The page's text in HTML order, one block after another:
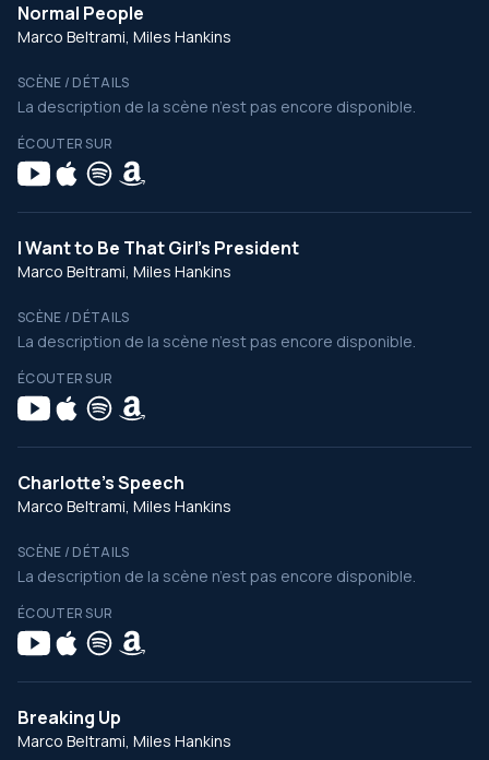
Normal People
Marco Beltrami, Miles Hankins
SCÈNE / DÉTAILS
La description de la scène n’est pas encore disponible.
ÉCOUTER SUR
I Want to Be That Girl's President
Marco Beltrami, Miles Hankins
SCÈNE / DÉTAILS
La description de la scène n’est pas encore disponible.
ÉCOUTER SUR
Charlotte's Speech
Marco Beltrami, Miles Hankins
SCÈNE / DÉTAILS
La description de la scène n’est pas encore disponible.
ÉCOUTER SUR
Breaking Up
Marco Beltrami, Miles Hankins